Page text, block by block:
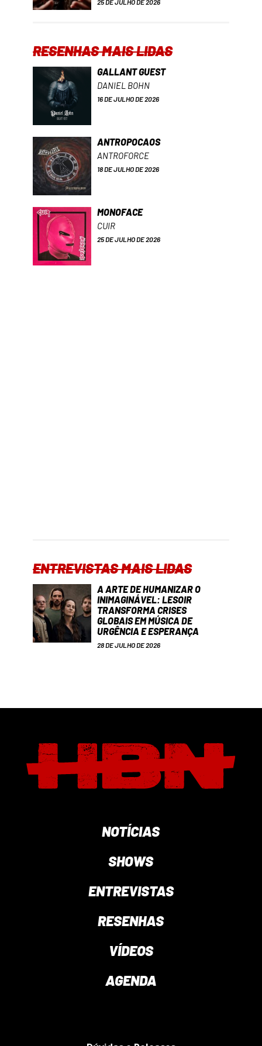
25 DE JULHO DE 2026
RESENHAS MAIS LIDAS
GALLANT GUEST
DANIEL BOHN
16 DE JULHO DE 2026
ANTROPOCAOS
ANTROFORCE
18 DE JULHO DE 2026
MONOFACE
CUIR
25 DE JULHO DE 2026
ENTREVISTAS MAIS LIDAS
A ARTE DE HUMANIZAR O
INIMAGINÁVEL: LESOIR
TRANSFORMA CRISES
GLOBAIS EM MÚSICA DE
URGÊNCIA E ESPERANÇA
28 DE JULHO DE 2026
NOTÍCIAS
SHOWS
ENTREVISTAS
RESENHAS
VÍDEOS
AGENDA